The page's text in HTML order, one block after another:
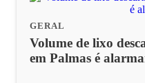
GERAL
Volume de lixo
em Palmas é